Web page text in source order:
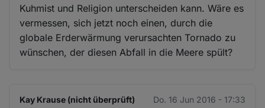
Kuhmist und Religion unterscheiden kann. Wäre es
vermessen, sich jetzt noch einen, durch die
globale Erderwärmung verursachten Tornado zu
wünschen, der diesen Abfall in die Meere spült?
Kay Krause (nicht überprüft) Do. 16 Jun 2016 - 17:33